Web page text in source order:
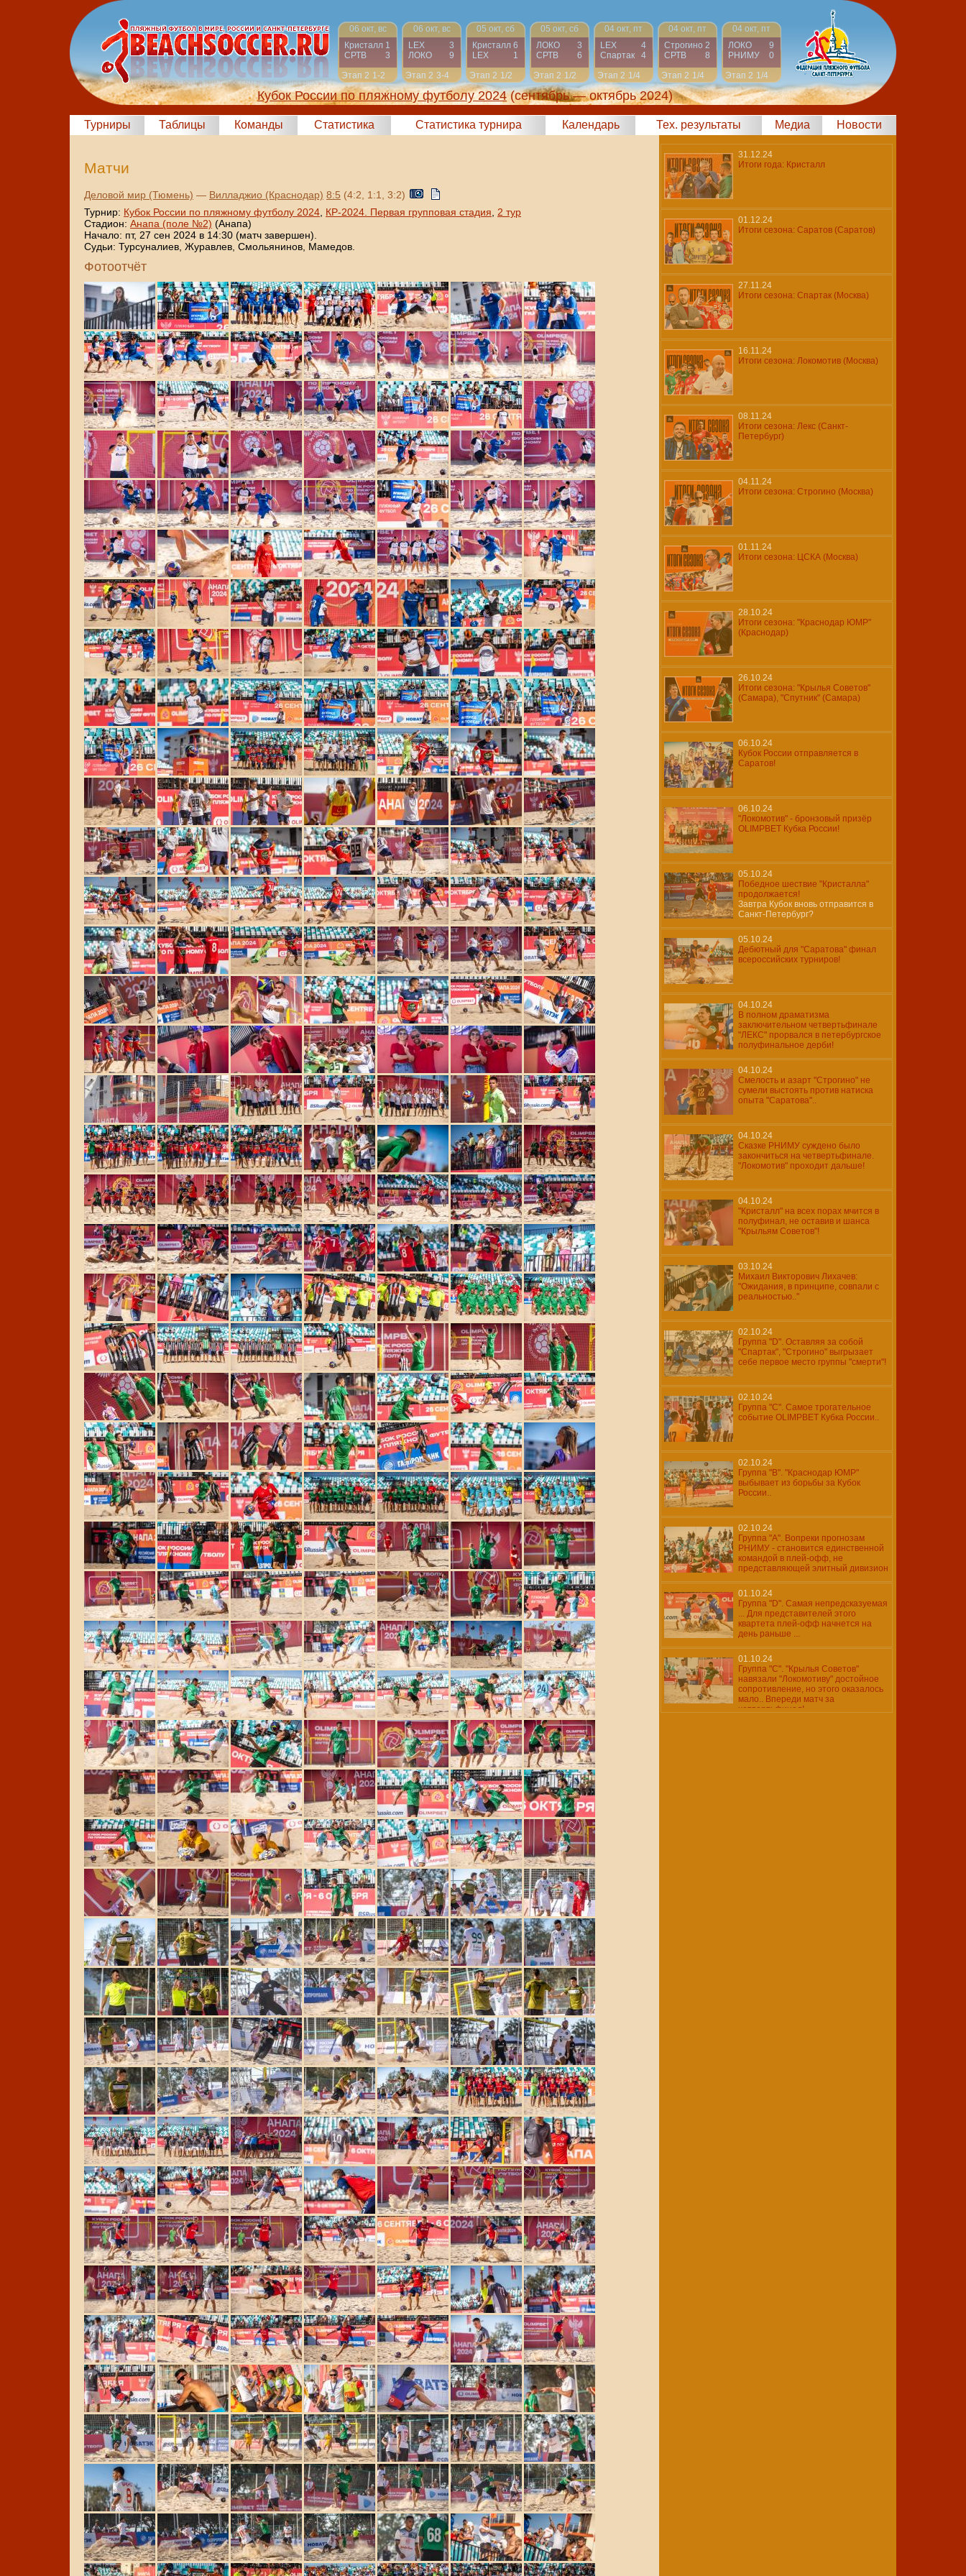
06 окт, вс
Кристалл 1
СРТВ
3
Этап 2 1-2
06 окт, вс
LEX
3
ЛОКО
9
Этап 2 3-4
05 окт, сб
Кристалл 6
LEX
1
Этап 2 1/2
05 окт, сб
ЛОКО
3
СРТВ
6
Этап 2 1/2
04 окт, пт
LEX
4
Спартак
4
Этап 2 1/4
04 окт, пт
Строгино 2
СРТВ
8
Этап 2 1/4
04 окт, пт
ЛОКО
9
РНИМУ
0
Этап 2 1/4
Кубок России по пляжному футболу 2024 (сентябрь — октябрь 2024)
Турниры Таблицы Команды Статистика Статистика турнира Календарь Тех. результаты Медиа Новости
Матчи
Деловой мир (Тюмень) — Вилладжио (Краснодар) 8:5 (4:2, 1:1, 3:2)
Турнир: Кубок России по пляжному футболу 2024 КР-2024. Первая групповая стадия
2 тур
Стадион: Анапа (поле №2) (Анапа)
Начало: пт, 27 сен 2024 в 14:30 (матч завершен).
Судьи: Турсуналиев, Журавлев, Смольянинов, Мамедов.
Фотоотчёт
31.12.24
Итоги года: Кристалл
01.12.24
Итоги сезона: Саратов (Саратов)
27.11.24
Итоги сезона: Спартак (Москва)
16.11.24
Итоги сезона: Локомотив (Москва)
08.11.24
Итоги сезона: Лекс (Санкт-
Петербург)
04.11.24
Итоги сезона: Строгино (Москва)
01.11.24
Итоги сезона: ЦСКА (Москва)
28.10.24
Итоги сезона: "Краснодар ЮМР"
(Краснодар)
26.10.24
Итоги сезона: "Крылья Советов"
(Самара), "Спутник" (Самара)
06.10.24
Кубок России отправляется в
Саратов!
06.10.24
"Локомотив" - бронзовый призёр
OLIMPBET Кубка России!
05.10.24
Победное шествие "Кристалла"
продолжается!
Завтра Кубок вновь отправится в
Санкт-Петербург?
05.10.24
Дебютный для "Саратова" финал
всероссийских турниров!
04.10.24
В полном драматизма
заключительном четвертьфинале
"ЛЕКС" прорвался в петербургское
полуфинальное дерби!
04.10.24
Смелость и азарт "Строгино" не
сумели выстоять против натиска
опыта "Саратова"..
04.10.24
Сказке РНИМУ суждено было
закончиться на четвертьфинале.
"Локомотив" проходит дальше!
04.10.24
"Кристалл" на всех порах мчится в
полуфинал, не оставив и шанса
"Крыльям Советов"!
03.10.24
Михаил Викторович Лихачев:
"Ожидания, в принципе, совпали с
реальностью.."
02.10.24
Группа "D". Оставляя за собой
"Спартак", "Строгино" выгрызает
себе первое место группы "смерти"!
02.10.24
Группа "С". Самое трогательное
событие OLIMPBET Кубка России..
02.10.24
Группа "В". "Краснодар ЮМР"
выбывает из борьбы за Кубок
России..
02.10.24
Группа "А". Вопреки прогнозам
РНИМУ - становится единственной
командой в плей-офф, не
представляющей элитный дивизион
01.10.24
Группа "D". Самая непредсказуемая
... Для представителей этого
квартета плей-офф начнется на
день раньше ...
01.10.24
Группа "С". "Крылья Советов"
навязали "Локомотиву" достойное
сопротивление, но этого оказалось
мало.. Впереди матч за
четвертьфинал!